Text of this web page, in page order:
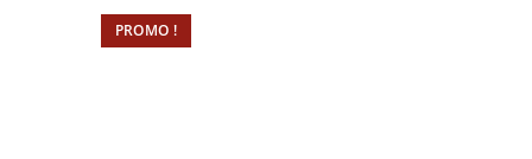
PROMO !